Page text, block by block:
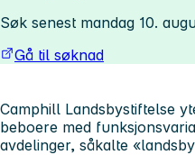
Søk senest mandag 10.
Gå til søknad
Camphill Landsbystiftelse
beboere med
avdelinger, såkalte